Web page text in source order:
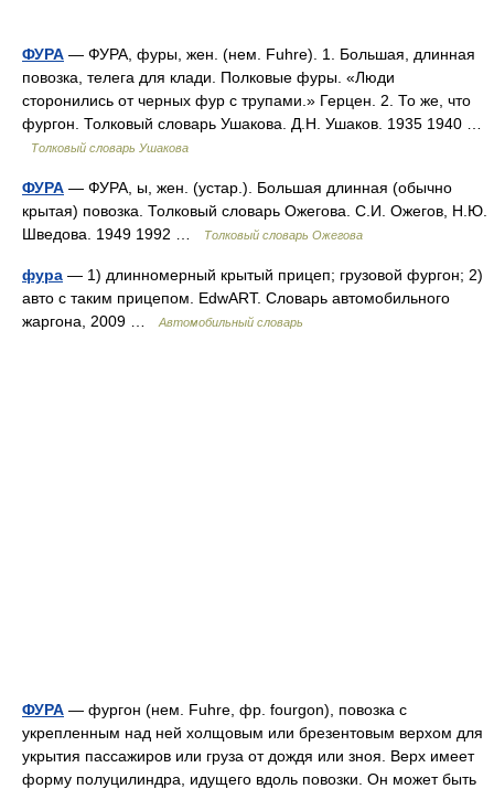
ФУРА — ФУРА, фуры, жен. (нем. Fuhre). 1. Большая, длинная
повозка, телега для клади. Полковые фуры. «Люди
сторонились от черных фур с трупами.» Герцен. 2. То же, что
фургон. Толковый словарь Ушакова. Д.Н. Ушаков. 1935 1940 …
Толковый словарь Ушакова
ФУРА — ФУРА, ы, жен. (устар.). Большая длинная (обычно
крытая) повозка. Толковый словарь Ожегова. С.И. Ожегов, Н.Ю.
Шведова. 1949 1992 …
Толковый словарь Ожегова
фура — 1) длинномерный крытый прицеп; грузовой фургон; 2)
авто с таким прицепом. EdwART. Словарь автомобильного
жаргона, 2009 …
Автомобильный словарь
ФУРА — фургон (нем. Fuhre, фр. fourgon), повозка с
укрепленным над ней холщовым или брезентовым верхом для
укрытия пассажиров или груза от дождя или зноя. Верх имеет
форму полуцилиндра, идущего вдоль повозки. Он может быть